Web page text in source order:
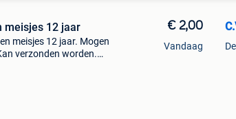
meisjes 12 jaar
meisjes 12 jaar. Mogen
verzonden worden.
€ 2,00
Vandaag